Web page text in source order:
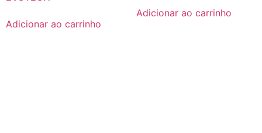
Adicionar ao carrinho
Adicionar ao carrinho